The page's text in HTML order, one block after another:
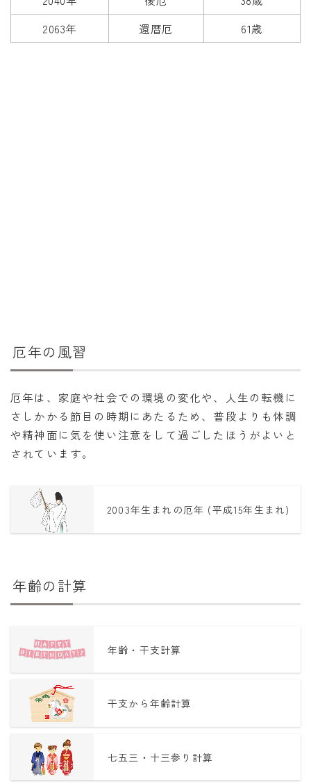
2063年
還暦厄 61歳
厄年の風習
厄年は、家庭や社会での環境の変化や、人生の転機に
さしかかる節目の時期にあたるため、普段よりも体調
や精神面に気を使い注意をして過ごしたほうがよいと
されています。
2003年生まれの厄年 (平成15年生まれ)
年齢の計算
年齢・干支計算
干支から年齢計算
七五三・十三参り計算